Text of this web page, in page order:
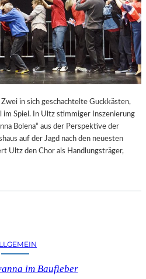
S
T
E
R
F
E
S
S
P
I
E
L
in sich geschachtelte Guckkästen,
im Spiel. In Ultz stimmiger Inszenierung
Bolena“ aus der Perspektive der
auf der Jagd nach den neuesten
Ultz den Chor als Handlungsträger,
im Baufieber